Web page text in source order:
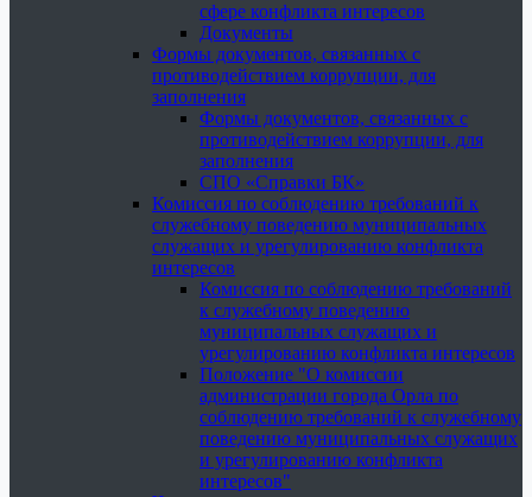
сфере конфликта интересов
Документы
Формы документов, связанных с
противодействием коррупции, для
заполнения
Формы документов, связанных с
противодействием коррупции, для
заполнения
СПО «Справки БК»
Комиссия по соблюдению требований к
служебному поведению муниципальных
служащих и урегулированию конфликта
интересов
Комиссия по соблюдению требований
к служебному поведению
муниципальных служащих и
урегулированию конфликта интересов
Положение "О комиссии
администрации города Орла по
соблюдению требований к служебному
поведению муниципальных служащих
и урегулированию конфликта
интересов"